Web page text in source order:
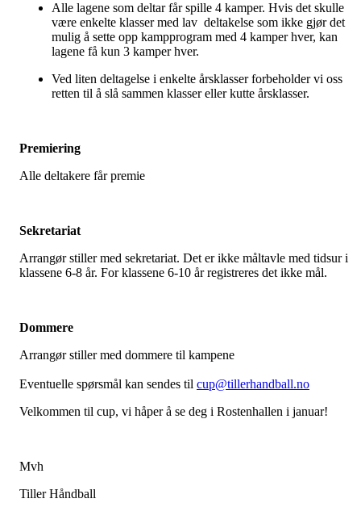
Alle lagene som deltar får spille 4 kamper. Hvis det skulle
være enkelte klasser med lav deltakelse som ikke gjør det
mulig å sette opp kampprogram med 4 kamper hver, kan
lagene få kun 3 kamper hver.
Ved liten deltagelse i enkelte årsklasser forbeholder vi oss
retten til å slå sammen klasser eller kutte årsklasser.
Premiering
Alle deltakere får premie
Sekretariat
Arrangør stiller med sekretariat. Det er ikke måltavle med tidsur i
klassene 6-8 år. For klassene 6-10 år registreres det ikke mål.
Dommere
Arrangør stiller med dommere til kampene
Eventuelle spørsmål kan sendes til cup@tillerhandball.no
Velkommen til cup, vi håper å se deg i Rostenhallen i januar!
Mvh
Tiller Håndball